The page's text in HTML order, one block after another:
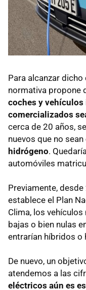
Para alcanzar
normativa propone
coches y
comercializados
cerca de 20 años,
nuevos que no sean
hidrógeno.
automóviles
Previamente,
establece el Plan
Clima, los
bajas o bien nulas
entrarían híbridos o
De nuevo, un
atendemos a las
eléctricos aún es